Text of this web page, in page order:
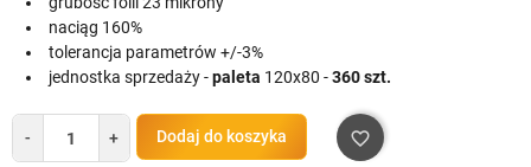
naciąg 160%
tolerancja parametrów +/-3%
jednostka sprzedaży -paleta 120x80 -360 szt.
- + Dodaj do koszyka favorite_border